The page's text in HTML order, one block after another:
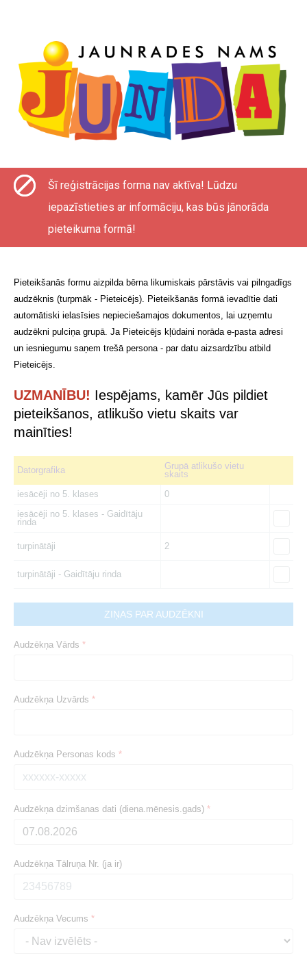
Šī reģistrācijas forma nav aktīva! Lūdzu
iepazīstieties ar informāciju, kas būs jānorāda
pieteikuma formā!
Pieteikšanās formu aizpilda bērna likumiskais pārstāvis vai pilngadīgs
audzēknis (turpmāk - Pieteicējs). Pieteikšanās formā ievadītie dati
automātiski ielasīsies nepieciešamajos dokumentos, lai uzņemtu
audzēkni pulciņa grupā. Ja Pieteicējs kļūdaini norāda e-pasta adresi
un iesniegumu saņem trešā persona - par datu aizsardzību atbild
Pieteicējs.
UZMANĪBU! Iespējams, kamēr Jūs pildiet
pieteikšanos, atlikušo vietu skaits var
mainīties!
Datorgrafika
Grupā atlikušo vietu
skaits
iesācēji no 5. klases
0
iesācēji no 5. klases - Gaidītāju
rinda
turpinātāji 2
turpinātāji - Gaidītāju rinda
ZIŅAS PAR AUDZĒKNI
Audzēkņa Vārds *
Audzēkņa Uzvārds *
Audzēkņa Personas kods *
Audzēkņa dzimšanas dati (diena.mēnesis.gads) *
Audzēkņa Tālruņa Nr. (ja ir)
Audzēkņa Vecums *